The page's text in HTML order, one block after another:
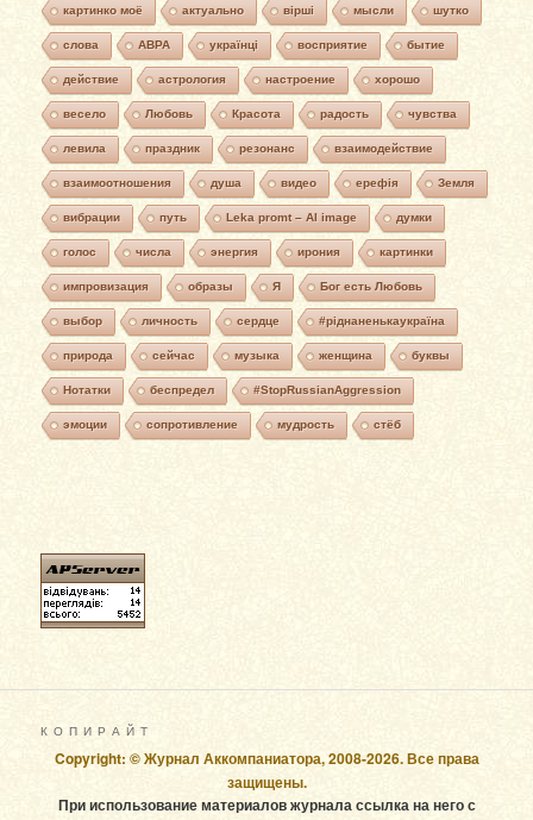
картинко моё актуально вірші мысли шутко
слова АВРА українці восприятие бытие
действие астрология настроение хорошо
весело Любовь Красота радость чувства
левила праздник резонанс взаимодействие
взаимоотношения душа видео ерефія Земля
вибрации путь Leka promt – AI image думки
голос числа энергия ирония картинки
импровизация образы Я Бог есть Любовь
выбор личность сердце #ріднаненькаукраїна
природа сейчас музыка женщина буквы
Нотатки беспредел #StopRussianAggression
эмоции сопротивление мудрость стёб
К О П И Р А Й Т
Copyright: © Журнал Аккомпаниатора, 2008-2026. Все права
защищены.
При использование материалов журнала ссылка на него с